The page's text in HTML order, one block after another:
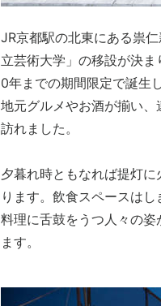
JR京都駅の北東にある祟
立芸術大学」の移設が決
0年までの期間限定で誕生
地元グルメやお酒が揃い
訪れました。
夕暮れ時ともなれば提灯
ります。飲食スペースは
料理に舌鼓をうつ人々の
ます。